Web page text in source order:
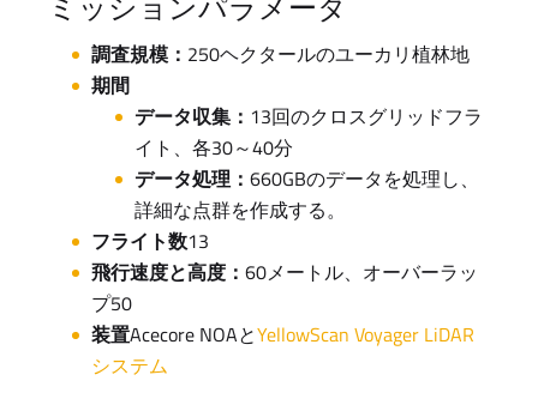
調査規模： 250ヘクタールのユーカリ植林地
期間
データ収集： 13回のクロスグリッドフラ
イト、各30～40分
データ処理： 660GBのデータを処理し、
詳細な点群を作成する。
フライト数13
飛行速度と高度： 60メートル、オーバーラッ
プ50
装置Acecore NOAとYellowScan Voyager LiDAR
システム